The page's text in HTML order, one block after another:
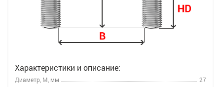
Характеристики и описание:
Диаметр, M, мм
27